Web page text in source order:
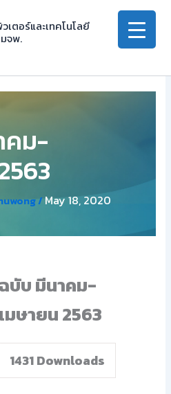
เตอร์และเทคโนโลยี
จพ.
คม-
/May 18, 2020
ฉบับ มีนาคม-
เมษายน 2563
1431Downloads